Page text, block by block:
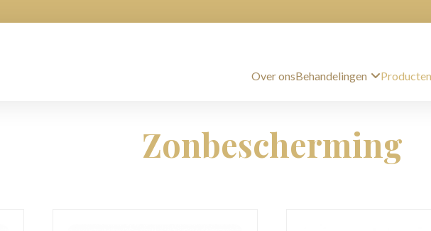
Over onsBehandelingen
Zonbescherming